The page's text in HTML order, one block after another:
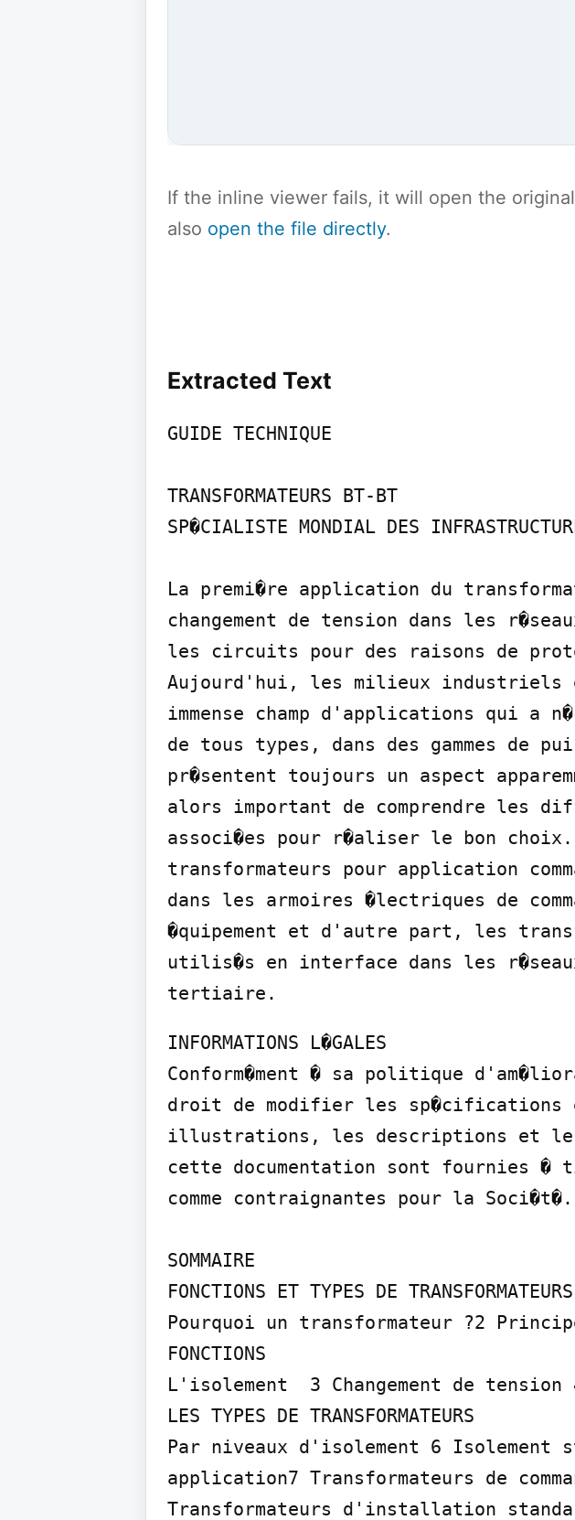
If the inline viewer fails, it will open the
also open the file directly.
Extracted Text
GUIDE TECHNIQUE
TRANSFORMATEURS BT-BT
SP�CIALISTE MONDIAL DES
La premi�re application du
changement de tension dans les
les circuits pour des raisons de
Aujourd'hui, les milieux
immense champ d'applications qui a
de tous types, dans des gammes de
pr�sentent toujours un aspect
alors important de comprendre les
associ�es pour r�aliser le bon
transformateurs pour application
dans les armoires �lectriques de
�quipement et d'autre part, les
utilis�s en interface dans les
tertiaire.
INFORMATIONS L�GALES
Conform�ment � sa politique
droit de modifier les sp�cifications
illustrations, les descriptions et les
cette documentation sont fournies
comme contraignantes pour la Soci�t�.
SOMMAIRE
FONCTIONS ET TYPES DE TRANSFORMATEURS
Pourquoi un transformateur ?2
FONCTIONS
L'isolement  3 Changement de tension
LES TYPES DE TRANSFORMATEURS
Par niveaux d'isolement 6 Isolement
application7 Transformateurs de
Transformateurs d'installation